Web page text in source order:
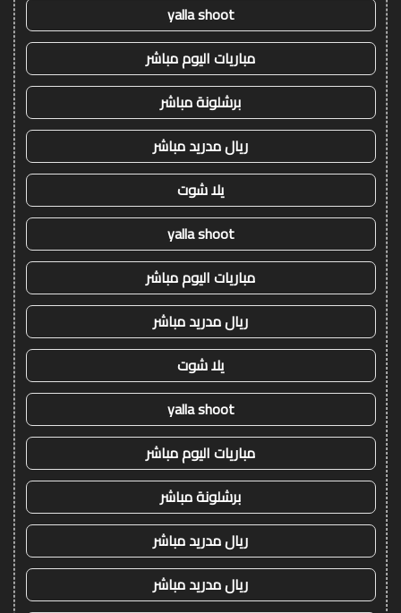
yalla shoot
مباريات اليوم مباشر
برشلونة مباشر
ريال مدريد مباشر
يلا شوت
yalla shoot
مباريات اليوم مباشر
ريال مدريد مباشر
يلا شوت
yalla shoot
مباريات اليوم مباشر
برشلونة مباشر
ريال مدريد مباشر
ريال مدريد مباشر